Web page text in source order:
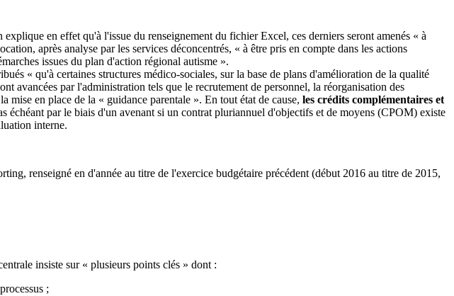
en effet qu'à l'issue du renseignement du fichier Excel, ces derniers seront amenés « à
après analyse par les services déconcentrés, « à être pris en compte dans les actions
issues du plan d'action régional autisme ».
« qu'à certaines structures médico-sociales, sur la base de plans d'amélioration de la qualité
avancées par l'administration tels que le recrutement de personnel, la réorganisation des
en place de la « guidance parentale ». En tout état de cause, les crédits complémentaires et
échéant par le biais d'un avenant si un contrat pluriannuel d'objectifs et de moyens (CPOM) existe
interne.
renseigné en d'année au titre de l'exercice budgétaire précédent (début 2016 au titre de 2015,
insiste sur « plusieurs points clés » dont :
;